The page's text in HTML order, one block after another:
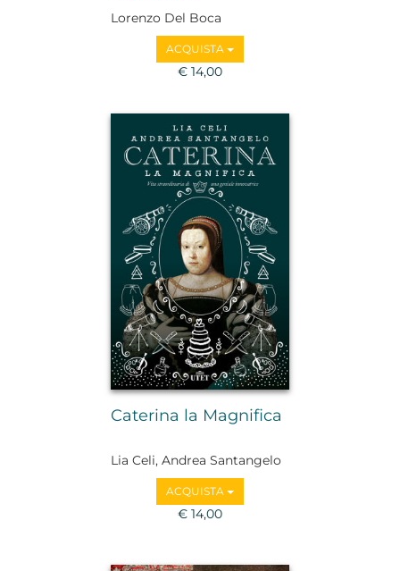
Lorenzo Del Boca
ACQUISTA
€ 14,00
Caterina la Magnifica
Lia Celi, Andrea Santangelo
ACQUISTA
€ 14,00